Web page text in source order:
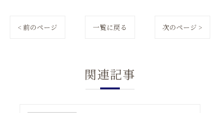
< 前のページ 一覧に戻る 次のページ >
関連記事